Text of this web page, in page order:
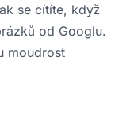
se cítíte, když
od Googlu.
moudrost